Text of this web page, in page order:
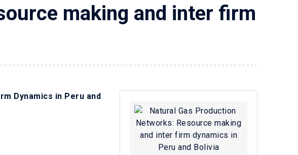
making and inter firm
Dynamics in Peru and